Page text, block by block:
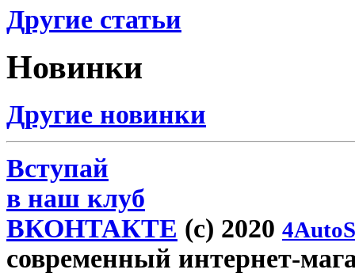
Другие статьи
Новинки
Другие новинки
Вступай
в наш клуб
ВКОНТАКТЕ (c) 2020
современный интернет-